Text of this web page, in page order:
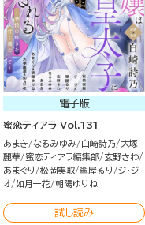
電子版
蜜恋ティアラ Vol.131
あまき なるみゆみ 白崎詩乃
大塚
麗華
蜜恋ティアラ編集部
玄野さわ
あまぐり
松岡実取 翠屋るり
ジ・ジ
オ 如月一花 朝陽ゆりね
試し読み